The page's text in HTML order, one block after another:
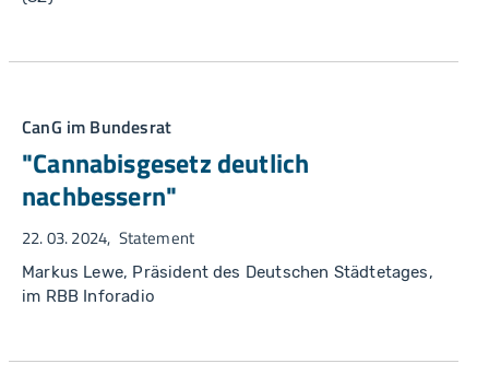
CanG im Bundesrat
"Cannabisgesetz deutlich
nachbessern"
22. 03. 2024 Statement
Markus Lewe, Präsident des Deutschen Städtetages,
im RBB Inforadio